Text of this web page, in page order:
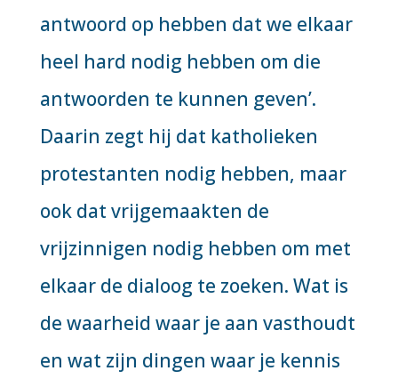
antwoord op hebben dat we elkaar
heel hard nodig hebben om die
antwoorden te kunnen geven’.
Daarin zegt hij dat katholieken
protestanten nodig hebben, maar
ook dat vrijgemaakten de
vrijzinnigen nodig hebben om met
elkaar de dialoog te zoeken. Wat is
de waarheid waar je aan vasthoudt
en wat zijn dingen waar je kennis